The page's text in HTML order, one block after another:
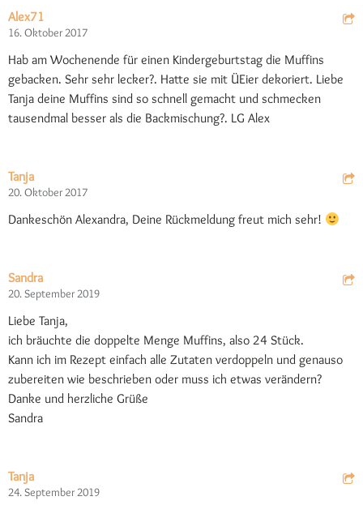
Alex71
16. Oktober 2017
Hab am Wochenende für einen Kindergeburtstag die Muffins
gebacken. Sehr sehr lecker?. Hatte sie mit ÜEier dekoriert. Liebe
Tanja deine Muffins sind so schnell gemacht und schmecken
tausendmal besser als die Backmischung?. LG Alex
Tanja
20. Oktober 2017
Dankeschön Alexandra, Deine Rückmeldung freut mich sehr!
Sandra
20. September 2019
Liebe Tanja,
ich bräuchte die doppelte Menge Muffins, also 24 Stück.
Kann ich im Rezept einfach alle Zutaten verdoppeln und genauso
zubereiten wie beschrieben oder muss ich etwas verändern?
Danke und herzliche Grüße
Sandra
Tanja
24. September 2019